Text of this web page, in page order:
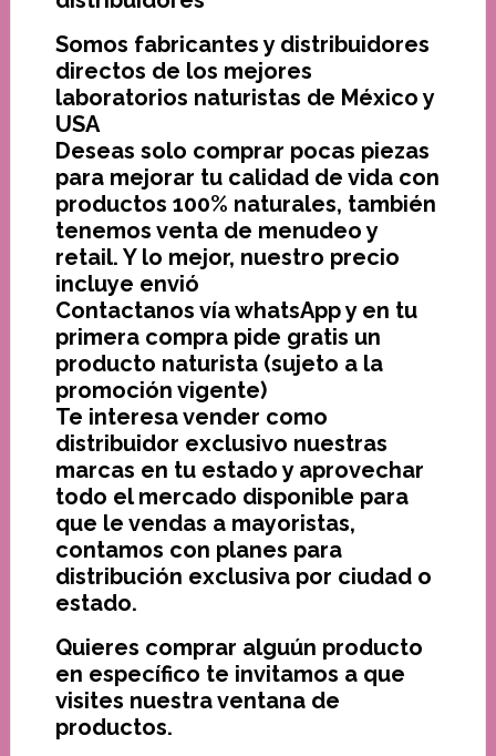
Somos fabricantes y distribuidores
directos de los mejores
laboratorios naturistas de México y
USA
Deseas solo comprar pocas piezas
para mejorar tu calidad de vida con
productos 100% naturales, también
tenemos venta de menudeo y
retail. Y lo mejor, nuestro precio
incluye envió
Contactanos vía whatsApp y en tu
primera compra pide gratis un
producto naturista (sujeto a la
promoción vigente)
Te interesa vender como
distribuidor exclusivo nuestras
marcas en tu estado y aprovechar
todo el mercado disponible para
que le vendas a mayoristas,
contamos con planes para
distribución exclusiva por ciudad o
estado.
Quieres comprar alguún producto
en específico te invitamos a que
visites nuestra ventana de
productos.